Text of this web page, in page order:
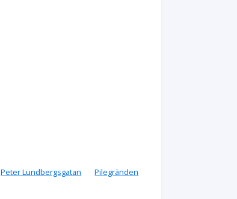
Peter Lundbergsgatan
Pilegränden